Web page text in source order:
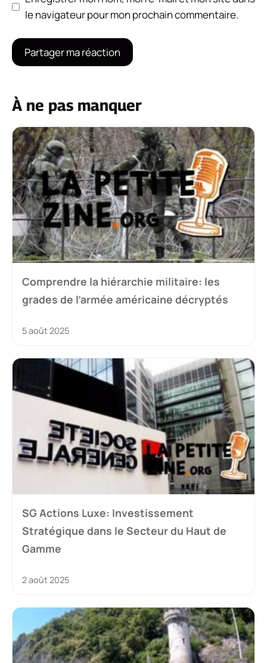
le navigateur pour mon prochain commentaire.
À ne pas manquer
Comprendre la hiérarchie militaire: les
grades de l’armée américaine décryptés
5 août 2025
SG Actions Luxe: Investissement
Stratégique dans le Secteur du Haut de
Gamme
2 août 2025